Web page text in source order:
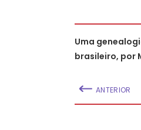
Uma
brasileiro, por
ANTERIOR